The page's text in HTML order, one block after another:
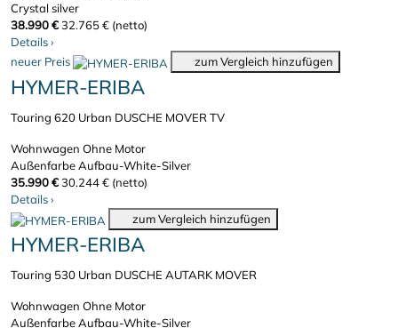
Crystal silver
38.990 €32.765 € (netto)
Details›
neuer Preis
zum Vergleich hinzufügen
HYMER-ERIBA
Touring 620 Urban DUSCHE MOVER TV
Wohnwagen Ohne Motor
Außenfarbe Aufbau-White-Silver
35.990 €30.244 € (netto)
Details›
zum Vergleich hinzufügen
HYMER-ERIBA
Touring 530 Urban DUSCHE AUTARK MOVER
Wohnwagen Ohne Motor
Außenfarbe Aufbau-White-Silver